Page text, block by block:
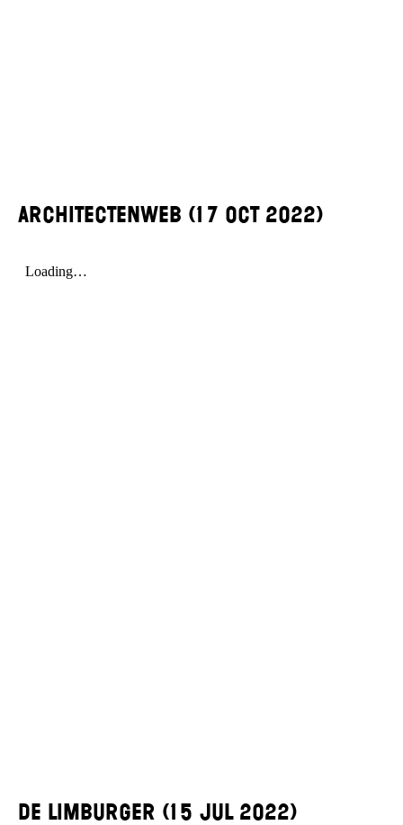
Architectenweb (17 Oct 2022)
De Limburger (15 Jul 2022)